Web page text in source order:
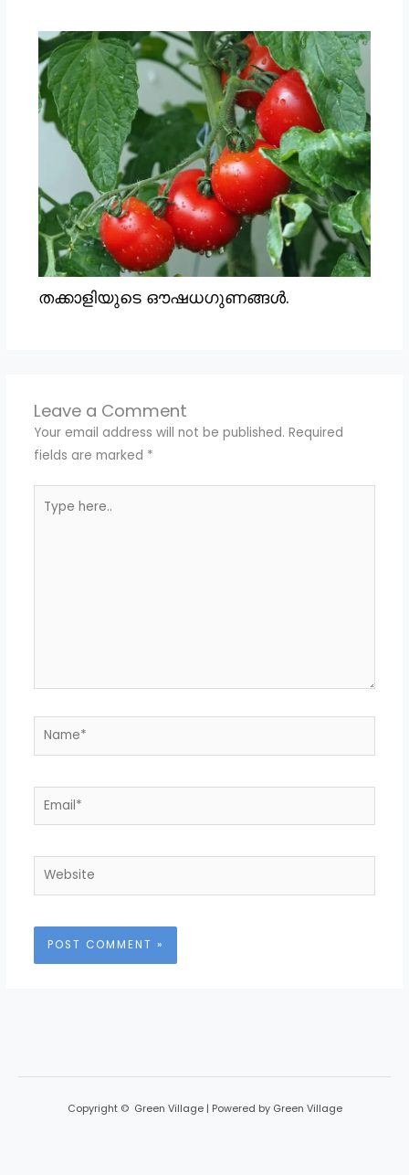
തക്കാളിയുടെ ഔഷധഗുണങ്ങൾ.
Leave a Comment
Your email address will not be published. Required
fields are marked *
here..
Name*
Email*
Website
Copyright © Green Village | Powered by Green Village